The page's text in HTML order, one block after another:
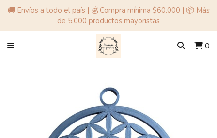
🚚 Envíos a todo el país | 💰 Compra mínima $60.000 | 📦 Más
de 5.000 productos mayoristas
0